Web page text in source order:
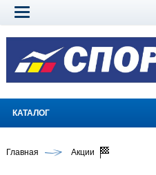
КАТАЛОГ
Главная Акции